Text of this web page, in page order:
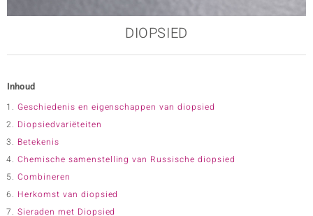
DIOPSIED
Inhoud
Geschiedenis en eigenschappen van diopsied
Diopsiedvariëteiten
Betekenis
Chemische samenstelling van Russische diopsied
Combineren
Herkomst van diopsied
Sieraden met Diopsied